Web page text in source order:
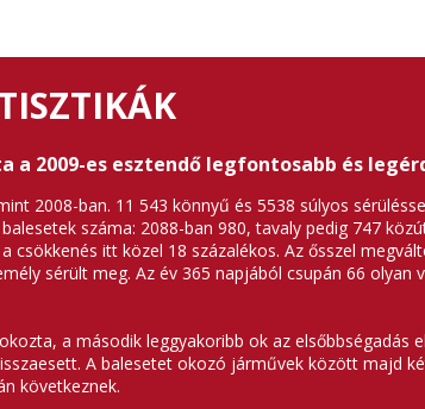
a 2009-es esztendő legfontosabb és
2008-ban. 11 543 könnyű és 5538 súlyos
száma: 2088-ban 980, tavaly pedig 747
itt közel 18 százalékos. Az ősszel
sérült meg. Az év 365 napjából csupán 66
a második leggyakoribb ok az elsőbbségadás
A balesetet okozó járművek között majd
következnek.